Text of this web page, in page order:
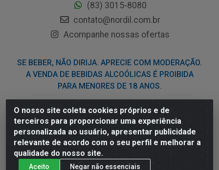
O nosso site coleta cookies próprios e de
terceiros para proporcionar uma experiência
personalizada ao usuário, apresentar publicidade
relevante de acordo com o seu perfil e melhorar a
qualidade do nosso site.
Aceito Negar não essenciais
(83) 3015-8080
contato@nordil.com.br
Acompanhe nossas ofertas
SE BEBER, NÃO DIRIJA. APRECIE COM MODERAÇÃO.
A VENDA DE BEBIDAS ALCOÓLICAS É PROIBIDA
PARA MENORES DE 18 ANOS.
Nordil Distribuidora - Avenida Liberdade, 2738, Bloco F -
Sesi - Bayeux/PB - CEP 58.111-400 - CNPJ
03.775.813/0001-41